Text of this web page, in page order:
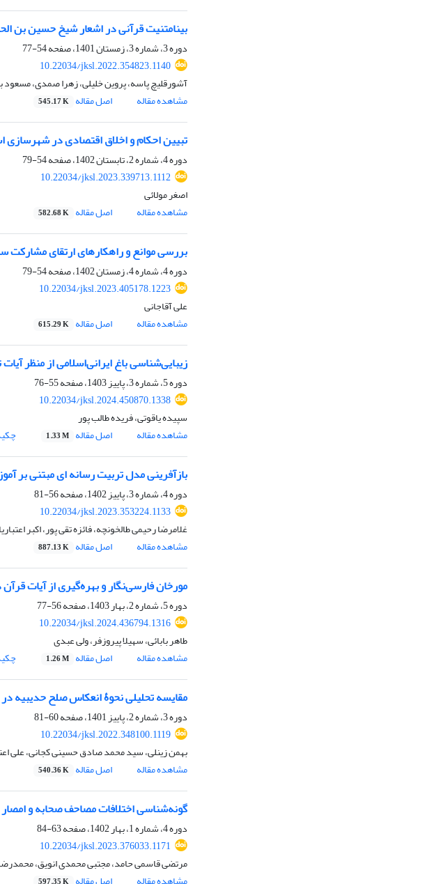
بینامتنیت قرآنی در اشعار شیخ حسین بن
دوره 3، شماره 3، زمستان 1401، صفحه
54-77
10.22034/jksl.2022.354823.1140
آشورقلیچ پاسه، پروین خلیلی، زهرا صمدی، مسعود
مشاهده مقاله
اصل مقاله 545.17 K
تبیین احکام و اخلاق اقتصادی در شهرسازی
دوره 4، شماره 2، تابستان 1402، صفحه
54-79
10.22034/jksl.2023.339713.1112
اصغر مولائی
مشاهده مقاله
اصل مقاله 582.68 K
بررسی موانع و راهکارهای ارتقای مشارکت
دوره 4، شماره 4، زمستان 1402، صفحه
54-79
10.22034/jksl.2023.405178.1223
علی آقاجانی
مشاهده مقاله
اصل مقاله 615.29 K
زیبایی‌شناسی باغ ایرانی‌اسلامی از منظر
دوره 5، شماره 3، پاییز 1403، صفحه
55-76
10.22034/jksl.2024.450870.1338
سپیده یاقوتی، فریده طالب پور
مشاهده مقاله
اصل مقاله 1.33 M
بازآفرینی مدل تربیت رسانه ای مبتنی بر
دوره 4، شماره 3، پاییز 1402، صفحه
56-81
10.22034/jksl.2023.353224.1133
غلامرضا رحیمی طالخونچه، فائزه تقی پور، اکبر
مشاهده مقاله
اصل مقاله 887.13 K
مورخان فارسی‌نگار و بهره‌گیری از آیات قرآن در
دوره 5، شماره 2، بهار 1403، صفحه
56-77
10.22034/jksl.2024.436794.1316
طاهر بابائی، سهیلا پیروزفر، ولی عبدی
مشاهده مقاله
اصل مقاله 1.26 M
مقایسه تحلیلی نحوۀ انعکاس صلح حدیبیه
دوره 3، شماره 2، پاییز 1401، صفحه
60-81
10.22034/jksl.2022.348100.1119
بهمن زینلی، سید محمد صادق حسینی کجانی، علی
مشاهده مقاله
اصل مقاله 540.36 K
گونه‌‌شناسی اختلافات مصاحف صحابه و امصار
دوره 4، شماره 1، بهار 1402، صفحه
63-84
10.22034/jksl.2023.376033.1171
مرتضی قاسمی حامد، مجتبی محمدی انویق،